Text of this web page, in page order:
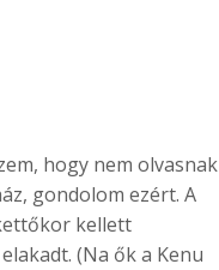
hogy nem olvasnak
gondolom ezért. A
kellett
(Na ők a Kenu